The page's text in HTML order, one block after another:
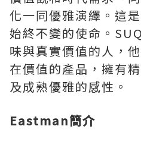
化一同優雅演繹。這
始終不變的使命。
味與真實價值的人，
在價值的產品，擁有
及成熟優雅的感性。
Eastman簡介